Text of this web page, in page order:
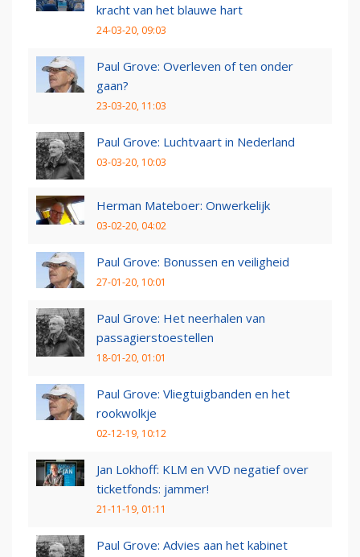
kracht van het blauwe hart
24-03-20, 09:03
Paul Grove: Overleven of ten onder
gaan?
23-03-20, 11:03
Paul Grove: Luchtvaart in Nederland
03-03-20, 10:03
Herman Mateboer: Onwerkelijk
03-02-20, 04:02
Paul Grove: Bonussen en veiligheid
27-01-20, 10:01
Paul Grove: Het neerhalen van
passagierstoestellen
18-01-20, 01:01
Paul Grove: Vliegtuigbanden en het
rookwolkje
02-12-19, 10:12
Jan Lokhoff: KLM en VVD negatief over
ticketfonds: jammer!
21-11-19, 01:11
Paul Grove: Advies aan het kabinet